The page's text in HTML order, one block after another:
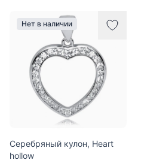
Нет в наличии
Серебряный кулон, Heart
hollow